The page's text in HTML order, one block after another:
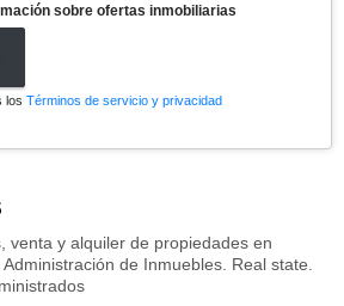
sobre ofertas inmobiliarias
los Términos de servicio y privacidad
venta y alquiler de propiedades en
de Inmuebles. Real state.